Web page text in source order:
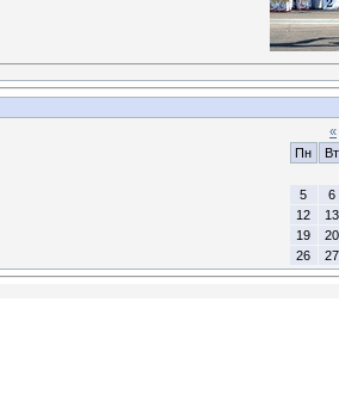
«
Пн
Вт
5
6
12
13
19
20
26
27